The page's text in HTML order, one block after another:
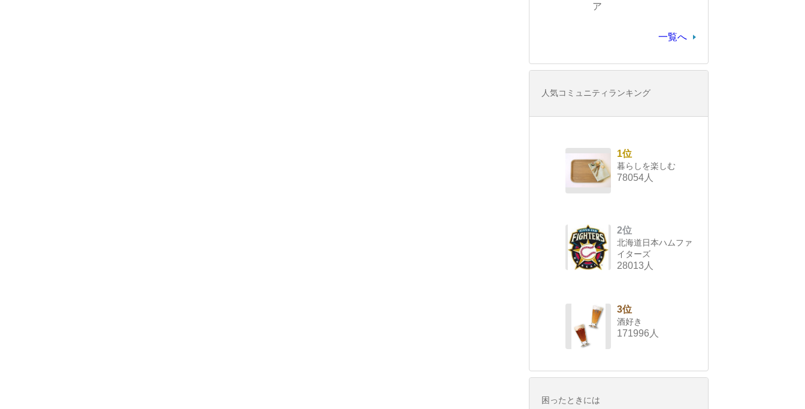
ア
一覧へ
人気コミュニティランキング
1位
暮らしを楽しむ
78054人
2位
北海道日本ハムファ
イターズ
28013人
3位
酒好き
171996人
困ったときには